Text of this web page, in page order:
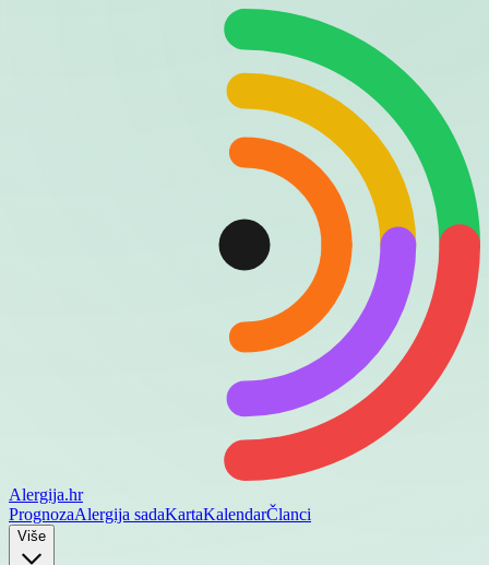
Alergija.hr
PrognozaAlergija sadaKartaKalendarČlanci
Više